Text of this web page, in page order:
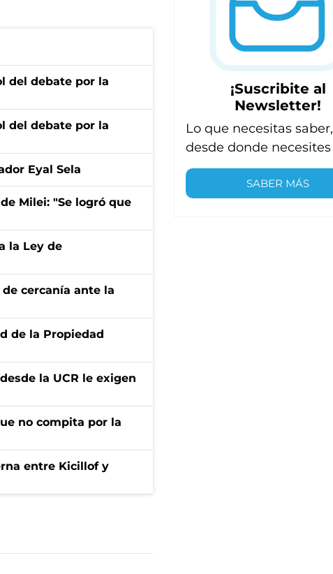
del debate por la
del debate por la
Eyal Sela
Milei: "Se logró que
la Ley de
cercanía ante la
de la Propiedad
la UCR le exigen
no compita por la
entre Kicillof y
¡Suscribite al
Newsletter!
Lo que necesitas saber,
desde donde necesites
SABER MÁS